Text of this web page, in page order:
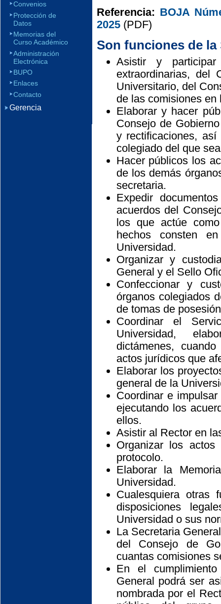
Referencia: BOJA
2025 (PDF)
Son funciones de la
Asistir y
extraordinarias, del
Universitario, del
de las comisiones en
Elaborar y hacer
Consejo de
y rectificaciones,
colegiado del que
Hacer públicos los
de los demás
secretaria.
Expedir
acuerdos del
los que actúe
hechos consten
Universidad.
Organizar y
General y el Sello
Confeccionar y
órganos colegiados
de tomas de
Coordinar el
Universidad,
dictámenes,
actos jurídicos que
Elaborar los
general de la
Coordinar e
ejecutando los
ellos.
Asistir al Rector en
Organizar los
protocolo.
Elaborar la
Universidad.
Cualesquiera otras
disposiciones
Universidad o sus
La Secretaria
del Consejo de
cuantas comisiones
En el
General podrá ser
nombrada por el
Convenios
Protección de
Datos
Memorias del
Curso Académico
Administración
Electrónica
BUPO
Enlaces
Contacto
Gerencia